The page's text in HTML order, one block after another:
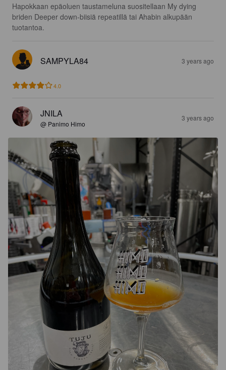
Hapokkaan epäoluen taustameluna suositellaan My dying
briden Deeper down-biisiä repeatillä tai Ahabin alkupään
tuotantoa.
SAMPYLA84 3 years ago
4.0
JNILA
@ Panimo Himo
3 years ago